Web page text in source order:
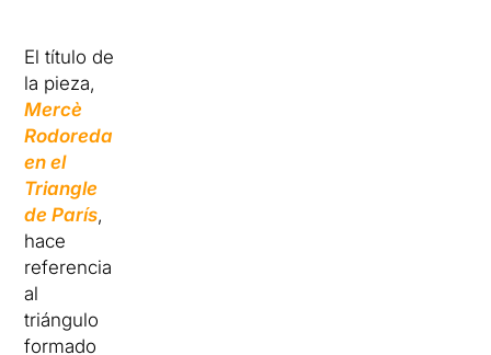
El título de
la pieza,
Mercè
Rodoreda
en el
Triangle
de París,
hace
referencia
al
triángulo
formado